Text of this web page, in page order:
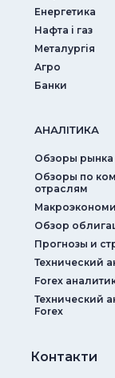
Енергетика
Нафта і газ
Металургія
Агро
Банки
АНАЛIТИКА
Обзоры рынка
Обзоры по
отраслям
Обзор
Прогнозы и
Технический
Forex
Технический
Forex
Контакти